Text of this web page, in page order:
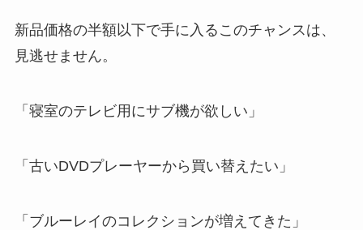
新品価格の半額以下で手に入るこのチャンスは、
見逃せません。
「寝室のテレビ用にサブ機が欲しい」
「古いDVDプレーヤーから買い替えたい」
「ブルーレイのコレクションが増えてきた」